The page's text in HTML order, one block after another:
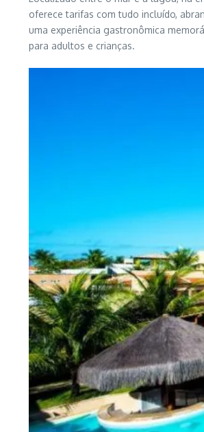
oferece tarifas com tudo incluído,
uma experiência gastronômica
para adultos e crianças.